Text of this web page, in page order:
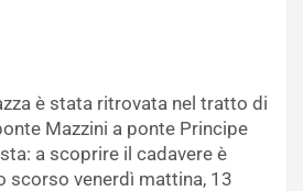
è stata ritrovata nel tratto di
Mazzini a ponte Principe
a scoprire il cadavere è
scorso venerdì mattina, 13